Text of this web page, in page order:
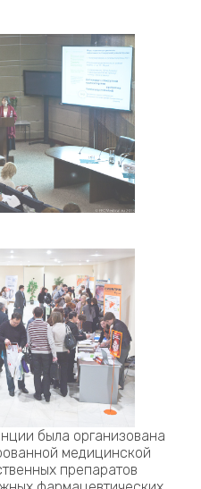
была организована
медицинской
препаратов